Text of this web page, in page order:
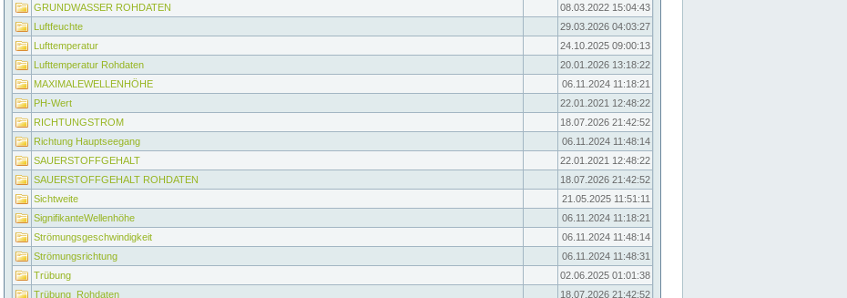
GRUNDWASSER ROHDATEN
08.03.2022 15:04:43
Luftfeuchte
29.03.2026 04:03:27
Lufttemperatur
24.10.2025 09:00:13
Lufttemperatur Rohdaten
20.01.2026 13:18:22
MAXIMALEWELLENHÖHE
06.11.2024 11:18:21
PH-Wert
22.01.2021 12:48:22
RICHTUNGSTROM
18.07.2026 21:42:52
Richtung Hauptseegang
06.11.2024 11:48:14
SAUERSTOFFGEHALT
22.01.2021 12:48:22
SAUERSTOFFGEHALT ROHDATEN
18.07.2026 21:42:52
Sichtweite
21.05.2025 11:51:11
SignifikanteWellenhöhe
06.11.2024 11:18:21
Strömungsgeschwindigkeit
06.11.2024 11:48:14
Strömungsrichtung
06.11.2024 11:48:31
Trübung
02.06.2025 01:01:38
Trübung_Rohdaten
18.07.2026 21:42:52